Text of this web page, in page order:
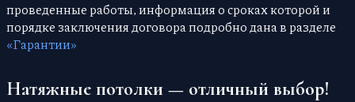
проведенные работы, информация о сроках которой и
порядке заключения договора подробно дана в разделе
«Гарантии»
Натяжные потолки — отличный выбор!